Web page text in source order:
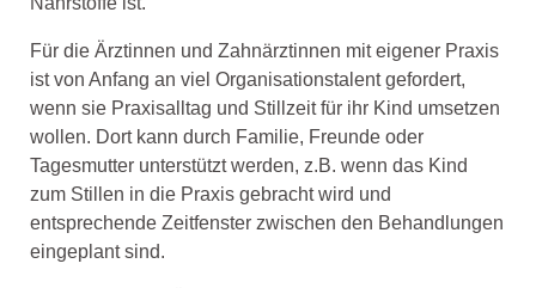
Für die Ärztinnen und Zahnärztinnen mit eigener Praxis
ist von Anfang an viel Organisationstalent gefordert,
wenn sie Praxisalltag und Stillzeit für ihr Kind umsetzen
wollen. Dort kann durch Familie, Freunde oder
Tagesmutter unterstützt werden, z.B. wenn das Kind
zum Stillen in die Praxis gebracht wird und
entsprechende Zeitfenster zwischen den Behandlungen
eingeplant sind.